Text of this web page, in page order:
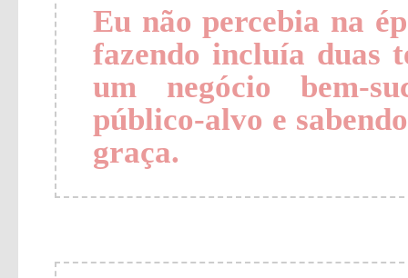
Eu não percebia na
fazendo incluía duas
um negócio bem-
público-alvo e
graça.